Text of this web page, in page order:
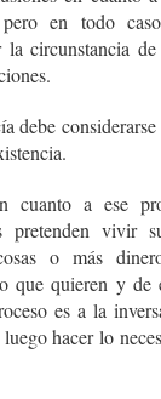
pero en todo
circunstancia
debe
cuanto a ese
pretenden vivir
o más
que quieren y de
es a la
hacer lo